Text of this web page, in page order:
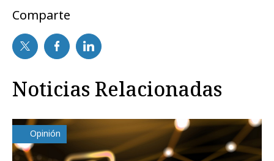
Comparte
Noticias Relacionadas
Opinión